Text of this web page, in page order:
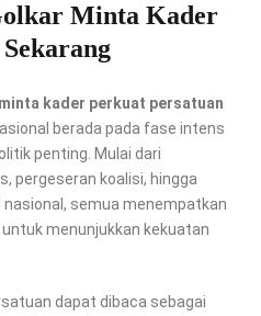
Minta Kader
kader perkuat persatuan
berada pada fase intens
penting. Mulai dari
pergeseran koalisi, hingga
semua menempatkan
menunjukkan kekuatan
dapat dibaca sebagai